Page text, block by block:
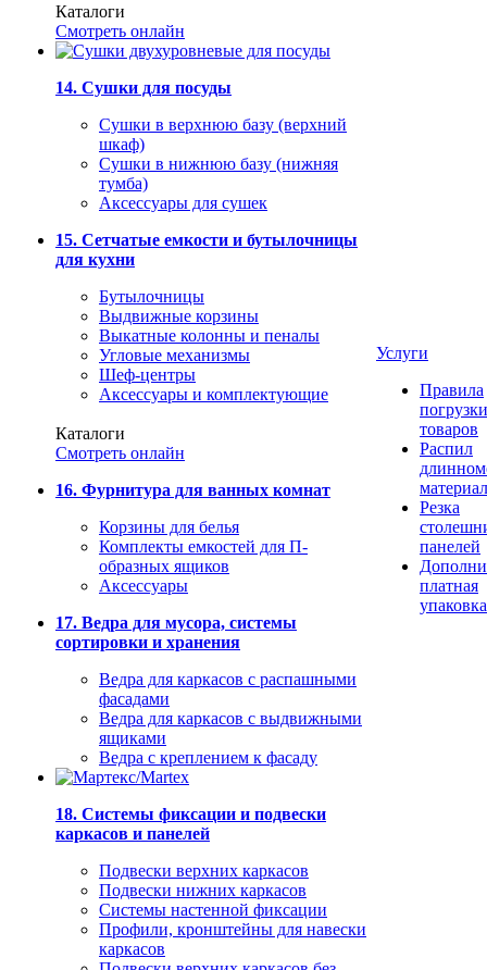
Каталоги
Смотреть онлайн
14. Сушки для посуды
Сушки в верхнюю базу (верхний
шкаф)
Сушки в нижнюю базу (нижняя
тумба)
Аксессуары для сушек
15. Сетчатые емкости и бутылочницы
для кухни
Бутылочницы
Выдвижные корзины
Выкатные колонны и пеналы
Угловые механизмы
Шеф-центры
Аксессуары и комплектующие
Каталоги
Смотреть онлайн
16. Фурнитура для ванных комнат
Корзины для белья
Комплекты емкостей для П-
образных ящиков
Аксессуары
17. Ведра для мусора, системы
сортировки и хранения
Ведра для каркасов с распашными
фасадами
Ведра для каркасов с выдвижными
ящиками
Ведра с креплением к фасаду
18. Системы фиксации и подвески
каркасов и панелей
Подвески верхних каркасов
Подвески нижних каркасов
Системы настенной фиксации
Профили, кронштейны для навески
каркасов
Услуги
Правила
погрузки
товаров
Распил
Резка
панелей
платная
упаковка